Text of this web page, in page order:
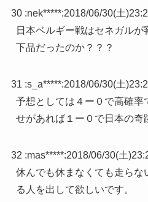
30 :nek*****:2018/06/30(土
日本ベルギー戦はセネガル
下品だったのか？？？
31 :s_a*****:2018/06/30(土
予想としては４ー０で高確率
せがあれば１ー０で日本の奇
32 :mas*****:2018/06/30(土
休んでも休まなくても走ら
る人を出して欲しいです。